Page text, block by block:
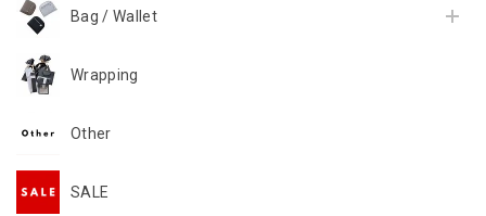
Bag / Wallet
Wrapping
Other
SALE